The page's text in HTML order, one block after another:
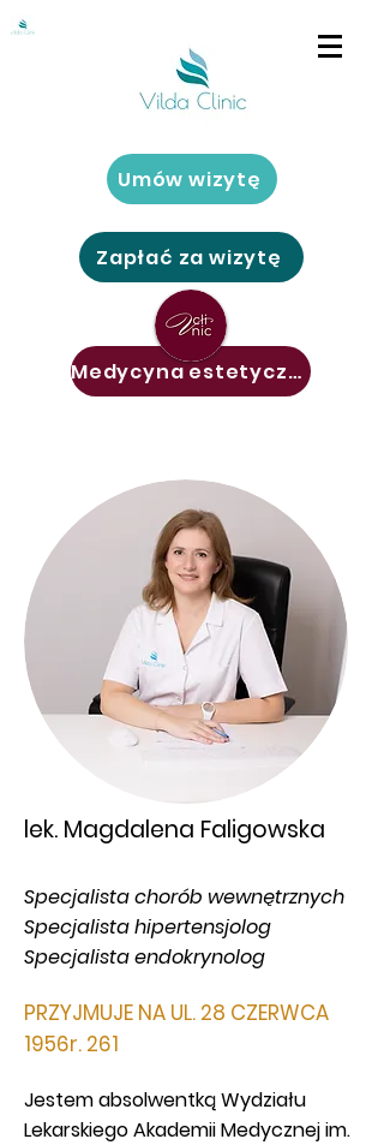
Umów wizytę
Zapłać za wizytę
Medycyna estetyczna
lek. Magdalena Faligowska
Specjalista chorób wewnętrznych
Specjalista hipertensjolog
Specjalista endokrynolog
PRZYJMUJE NA UL. 28 CZERWCA
1956r. 261
Jestem absolwentką Wydziału
Lekarskiego Akademii Medycznej im.